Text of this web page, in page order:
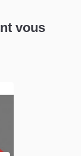
vous